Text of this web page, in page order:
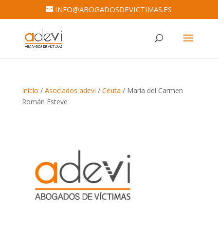
INFO@ABOGADOSDEVICTIMAS.ES
Inicio / Asociados adevi / Ceuta / María del Carmen
Román Esteve